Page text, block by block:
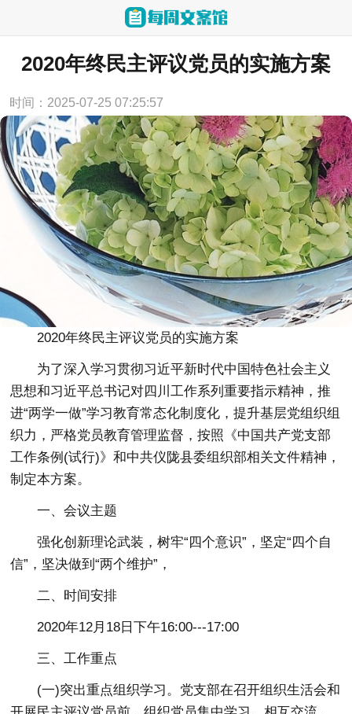
当前位置： 首页 > 实用范文
2020年终民主评议党员的实施方案
时间：2025-07-25 07:25:57
2020年终民主评议党员的实施方案
为了深入学习贯彻习近平新时代中国特色社会主义
思想和习近平总书记对四川工作系列重要指示精神，推
进“两学一做”学习教育常态化制度化，提升基层党组织组
织力，严格党员教育管理监督，按照《中国共产党支部
工作条例(试行)》和中共仪陇县委组织部相关文件精神，
制定本方案。
一、会议主题
强化创新理论武装，树牢“四个意识”，坚定“四个自
信”，坚决做到“两个维护”，
二、时间安排
2020年12月18日下午16:00---17:00
三、工作重点
(一)突出重点组织学习。 党支部在召开组织生活会和